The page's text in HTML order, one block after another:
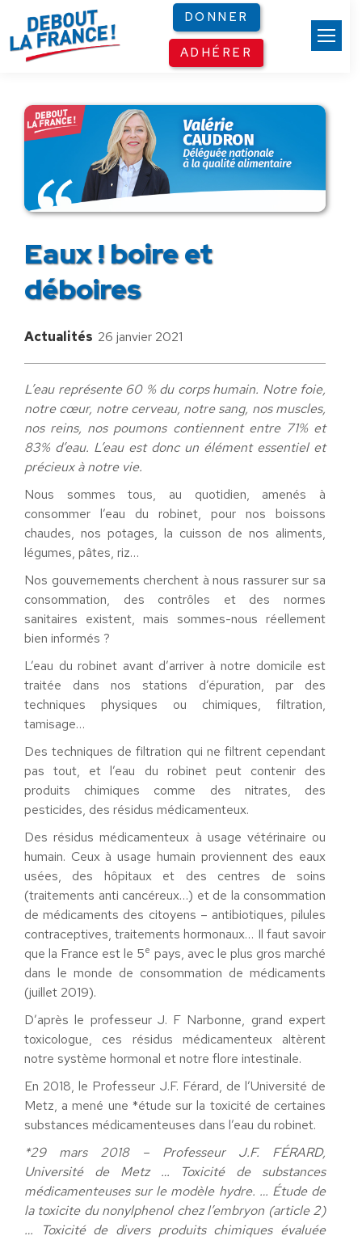
DONNER
ADHÉRER
Eaux ! boire et
déboires
Actualités 26 janvier 2021
L’eau représente 60 % du corps humain. Notre foie,
notre cœur, notre cerveau, notre sang, nos muscles,
nos reins, nos poumons contiennent entre 71% et
83% d’eau. L’eau est donc un élément essentiel et
précieux à notre vie.
Nous sommes tous, au quotidien, amenés à
consommer l’eau du robinet, pour nos boissons
chaudes, nos potages, la cuisson de nos aliments,
légumes, pâtes, riz…
Nos gouvernements cherchent à nous rassurer sur sa
consommation, des contrôles et des normes
sanitaires existent, mais sommes-nous réellement
bien informés ?
L’eau du robinet avant d’arriver à notre domicile est
traitée dans nos stations d’épuration, par des
techniques physiques ou chimiques, filtration,
tamisage…
Des techniques de filtration qui ne filtrent cependant
pas tout, et l’eau du robinet peut contenir des
produits chimiques comme des nitrates, des
pesticides, des résidus médicamenteux.
Des résidus médicamenteux à usage vétérinaire ou
humain. Ceux à usage humain proviennent des eaux
usées, des hôpitaux et des centres de soins
(traitements anti cancéreux…) et de la consommation
de médicaments des citoyens – antibiotiques, pilules
contraceptives, traitements hormonaux… Il faut savoir
que la France est le 5e pays, avec le plus gros marché
dans le monde de consommation de médicaments
(juillet 2019).
D’après le professeur J. F Narbonne, grand expert
toxicologue, ces résidus médicamenteux altèrent
notre système hormonal et notre flore intestinale.
En 2018, le Professeur J.F. Férard, de l’Université de
Metz, a mené une *étude sur la toxicité de certaines
substances médicamenteuses dans l’eau du robinet.
*29 mars 2018 – Professeur J.F. FÉRARD,
Université de Metz …
Toxicitéde substances
médicamenteusessur le modèle hydre. … Étudede
la toxicitedu nonylphenol chez l’embryon (article 2)
…
Toxicitéde divers produits chimiquesévaluée
Panneau de gestion des cookies